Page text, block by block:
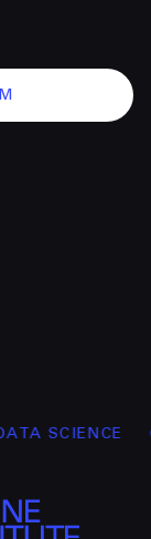
SCIENCE